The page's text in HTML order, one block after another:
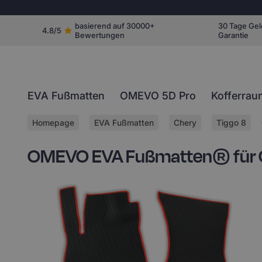
4.8/5
basierend auf 30000+
Bewertungen
30 Tage
Garantie
EVA Fußmatten OMEVO 5D Pro
Homepage EVA Fußmatten Chery Tiggo 8
OMEVO EVA Fußmatten®